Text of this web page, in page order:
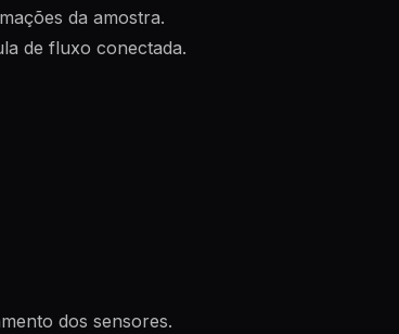
da amostra.
de fluxo conectada.
dos sensores.